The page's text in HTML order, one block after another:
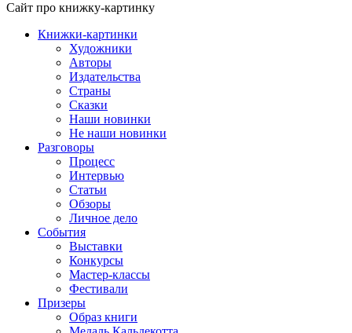
Сайт про книжку-картинку
Книжки-картинки
Художники
Авторы
Издательства
Страны
Сказки
Наши новинки
Не наши новинки
Разговоры
Процесс
Интервью
Статьи
Обзоры
Личное дело
События
Выставки
Конкурсы
Мастер-классы
Фестивали
Призеры
Образ книги